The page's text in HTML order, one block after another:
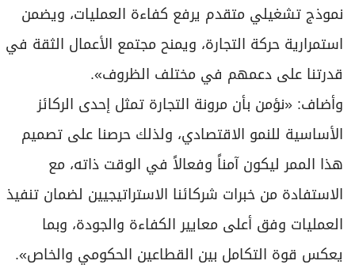
نموذج تشغيلي متقدم يرفع كفاءة العمليات، ويضمن
استمرارية حركة التجارة، ويمنح مجتمع الأعمال الثقة في
قدرتنا على دعمهم في مختلف الظروف».
وأضاف: «نؤمن بأن مرونة التجارة تمثل إحدى الركائز
الأساسية للنمو الاقتصادي، ولذلك حرصنا على تصميم
هذا الممر ليكون آمناً وفعالاً في الوقت ذاته، مع
الاستفادة من خبرات شركائنا الاستراتيجيين لضمان تنفيذ
العمليات وفق أعلى معايير الكفاءة والجودة، وبما
يعكس قوة التكامل بين القطاعين الحكومي والخاص».